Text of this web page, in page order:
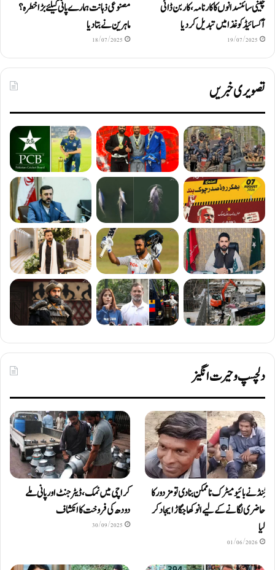
چینی سائنسدانوں کا کارنامہ، کاربن ڈائی
آکسائیڈ کو غذا میں تبدیل کردیا
19/07/2025
مصنوعی ذہانت ہمارے پانی کیلئے بڑا خطرہ؟
ماہرین نے بتا دیا
18/07/2025
تصویری خبریں
دلچسپ و حیرت انگیز
ٹِنڈ نے بائیومیٹرک ناممکن بنا دی تو مزدور کا
حاضری لگانے کے لیے انوکھا جگاڑ ایجاد کر
لیا
01/06/2026
کراچی میں نمک، ڈیٹرجنٹ اور پانی ملے
دودھ کی فروخت کا انکشاف
30/09/2025